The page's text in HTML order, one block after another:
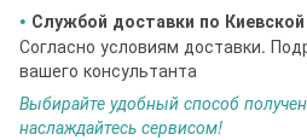
• Службой доставки по
Согласно условиям доставки.
вашего консультанта
Выбирайте удобный способ
наслаждайтесь сервисом!